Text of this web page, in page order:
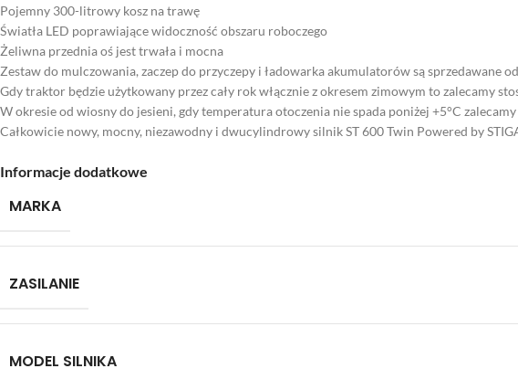
Pojemny 300-litrowy kosz na trawę
Światła LED poprawiające widoczność obszaru roboczego
Żeliwna przednia oś jest trwała i mocna
Zestaw do mulczowania, zaczep do przyczepy i ładowarka akumulatorów są sprzedawane
Gdy traktor będzie użytkowany przez cały rok włącznie z okresem zimowym to zalecamy
W okresie od wiosny do jesieni, gdy temperatura otoczenia nie spada poniżej +5°C
Całkowicie nowy, mocny, niezawodny i dwucylindrowy silnik ST 600 Twin Powered by
Informacje dodatkowe
MARKA
ZASILANIE
MODEL SILNIKA